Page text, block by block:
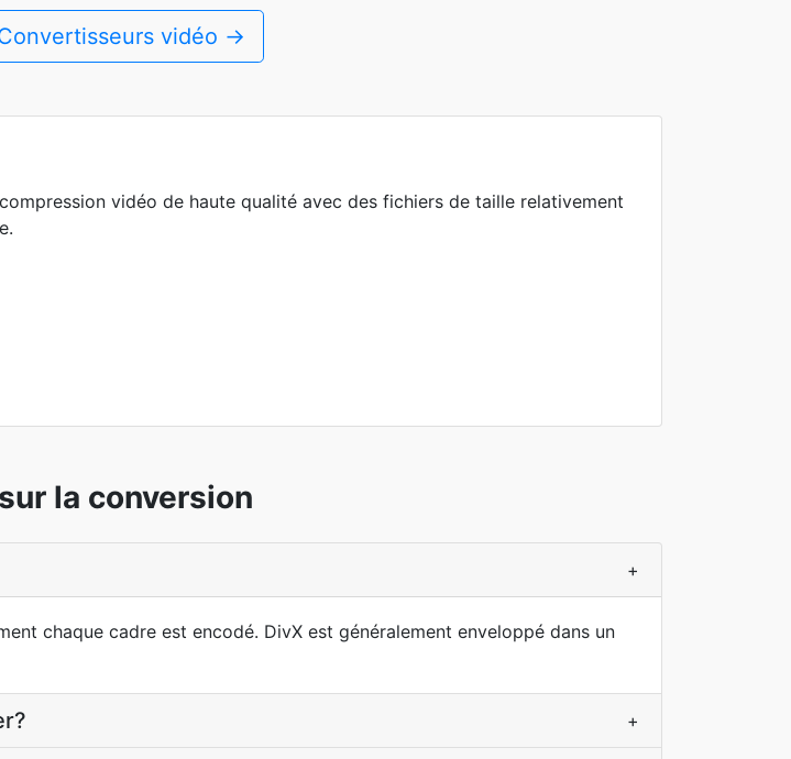
vidéo →
vidéo de haute qualité avec des fichiers de taille relativement
la conversion
+
chaque cadre est encodé. DivX est généralement enveloppé dans un
+